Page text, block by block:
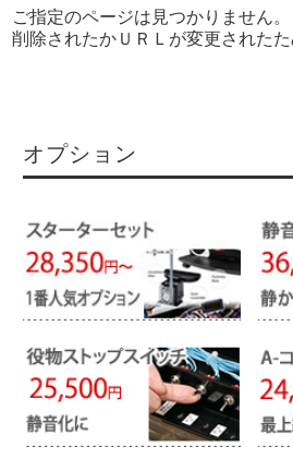
ご指定のページは見つかりません。
削除されたかＵＲＬが変更されたた
オプション